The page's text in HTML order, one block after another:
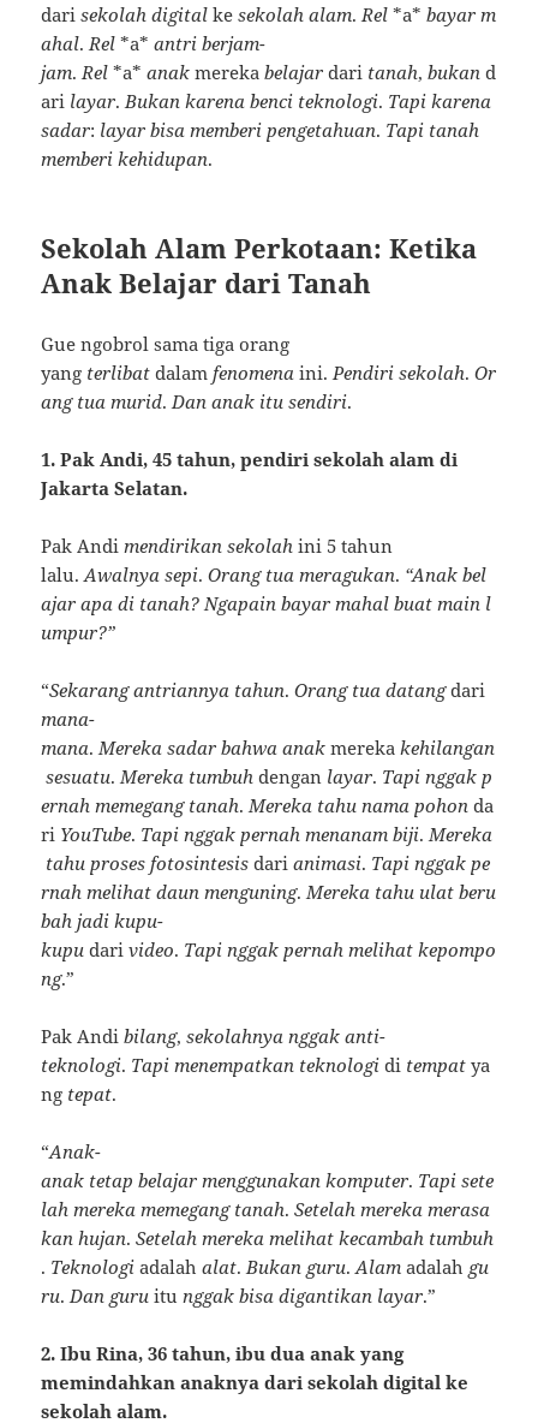
darisekolah digital kesekolah alam. Rel *a*bayar m
ahal. Rel *a*antri berjam-
jam. Rel *a*anak merekabelajar dari tanah,bukan d
ari layar. Bukan karena benci teknologi. Tapi karena
sadar: layar bisa memberi pengetahuan. Tapi tanah
memberi kehidupan.
Sekolah Alam Perkotaan: Ketika
Anak Belajar dari Tanah
Gue ngobrol sama tiga orang
yang terlibat dalam fenomena ini. Pendiri sekolah.Or
ang tua murid. Dan anak itu sendiri.
1. Pak Andi, 45 tahun, pendiri sekolah alam di
Jakarta Selatan.
Pak Andi mendirikan sekolah ini 5 tahun
lalu.Awalnya sepi.Orang tua meragukan. “Anak bel
ajar apa di tanah? Ngapain bayar mahal buat main l
umpur?”
“Sekarang antriannya tahun.Orang tua datangdari
mana-
mana. Mereka sadar bahwa anak mereka kehilangan
sesuatu. Mereka tumbuh dengan layar. Tapi nggak p
ernah memegang tanah. Mereka tahu nama pohon da
ri YouTube. Tapi nggak pernah menanam biji. Mereka
tahu proses fotosintesis darianimasi. Tapi nggak pe
rnah melihat daun menguning. Mereka tahu ulat beru
bah jadi kupu-
kupu darivideo. Tapi nggak pernah melihat kepompo
ng.”
Pak Andibilang,sekolahnya nggak anti-
teknologi. Tapi menempatkan teknologi di tempat ya
ng tepat.
“Anak-
anak tetap belajar menggunakan komputer. Tapi sete
lah mereka memegang tanah.Setelah mereka merasa
kan hujan.Setelah mereka melihat kecambah tumbuh
. Teknologi adalahalat. Bukan guru.Alam adalah gu
ru. Dan guru itu nggak bisa digantikan layar.”
2. Ibu Rina, 36 tahun, ibu dua anak yang
memindahkan anaknya dari sekolah digital ke
sekolah alam.